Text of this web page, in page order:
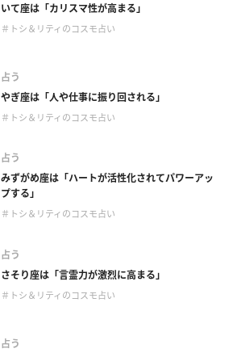
いて座は「カリスマ性が高まる」
＃トシ＆リティのコスモ占い
占う
やぎ座は「人や仕事に振り回される」
＃トシ＆リティのコスモ占い
占う
みずがめ座は「ハートが活性化されてパワーアッ
プする」
＃トシ＆リティのコスモ占い
占う
さそり座は「言霊力が激烈に高まる」
＃トシ＆リティのコスモ占い
占う